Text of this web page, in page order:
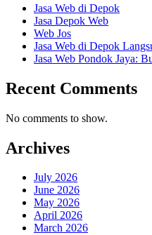
Jasa Web di Depok
Jasa Depok Web
Web Jos
Jasa Web di Depok
Jasa Web Pondok Jaya:
Recent Comments
No comments to show.
Archives
July 2026
June 2026
May 2026
April 2026
March 2026